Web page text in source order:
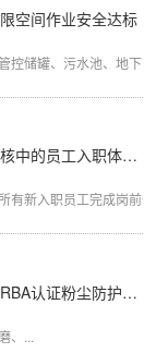
空间作业安全达标
控储罐、污水池、地下管
深圳创思维企业处理RBA认证审核中的员工入职体检缺失
有新入职员工完成岗前体
深圳创思维企业辅导玩具厂建立RBA认证粉尘防护体系
、...